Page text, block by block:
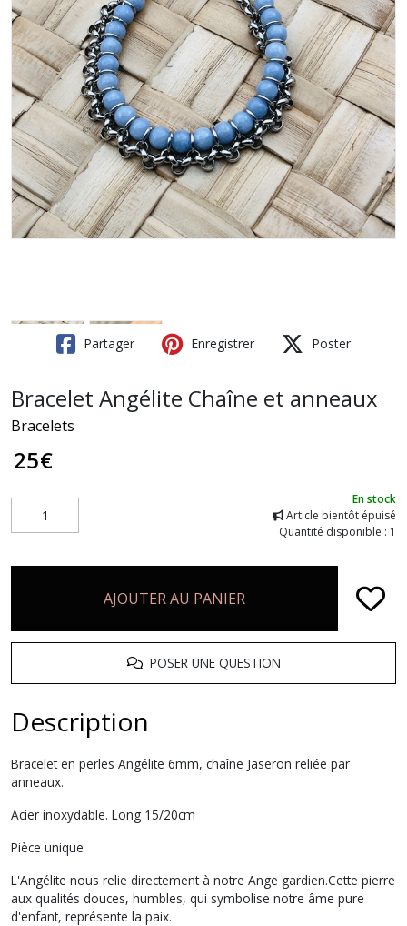
Partager Enregistrer Poster
Bracelet Angélite Chaîne et anneaux
Bracelets
25€
En stock
Article bientôt épuisé
Quantité disponible : 1
AJOUTER AU PANIER
POSER UNE QUESTION
Description
Bracelet en perles Angélite 6mm, chaîne Jaseron reliée par
anneaux.
Acier inoxydable. Long 15/20cm
Pièce unique
L'Angélite nous relie directement à notre Ange gardien.Cette pierre
aux qualités douces, humbles, qui symbolise notre âme pure
d'enfant, représente la paix.